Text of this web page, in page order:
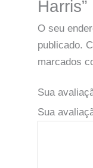
Harris”
O seu
publicado.
marcados
Sua
Sua